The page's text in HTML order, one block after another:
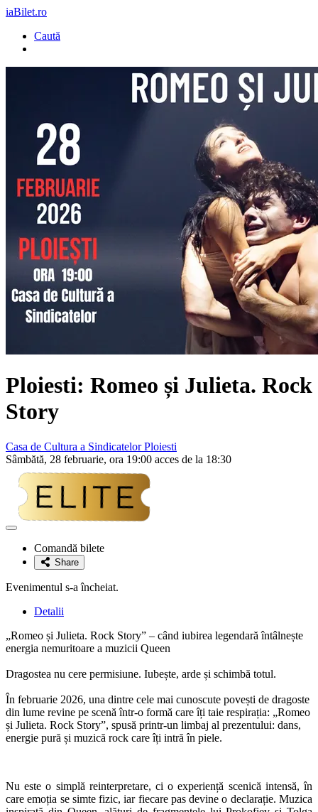
iaBilet.ro
Caută
Ploiesti: Romeo și Julieta. Rock
Story
Casa de Cultura a Sindicatelor Ploiesti
Sâmbătă, 28 februarie, ora 19:00 acces de la 18:30
Adaugă
favoriteComandă bilete
Share
Evenimentul s-a încheiat.
Detalii
„Romeo și Julieta. Rock Story” – când iubirea legendară întâlnește
energia nemuritoare a muzicii Queen
Dragostea nu cere permisiune. Iubește, arde și schimbă totul.
În februarie 2026, una dintre cele mai cunoscute povești de dragoste
din lume revine pe scenă într-o formă care îți taie respirația: „Romeo
și Julieta. Rock Story”, spusă printr-un limbaj al prezentului: dans,
energie pură și muzică rock care îți intră în piele.
Nu este o simplă reinterpretare, ci o experiență scenică intensă, în
care emoția se simte fizic, iar fiecare pas devine o declarație. Muzica